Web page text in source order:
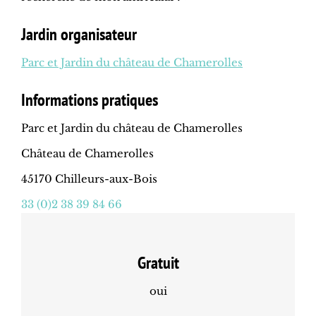
Jardin organisateur
Parc et Jardin du château de Chamerolles
Informations pratiques
Parc et Jardin du château de Chamerolles
Château de Chamerolles
45170 Chilleurs-aux-Bois
33 (0)2 38 39 84 66
Gratuit
oui